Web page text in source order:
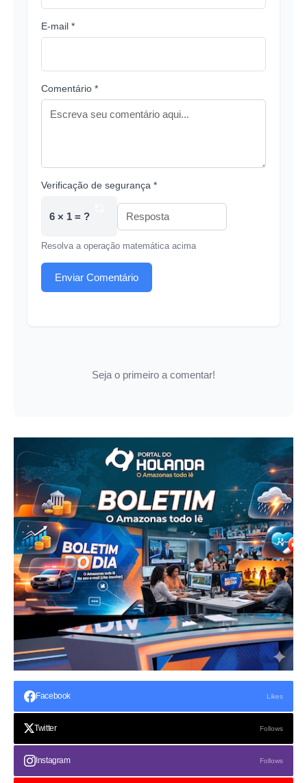
E-mail *
Comentário *
Verificação de segurança *
6 × 1 = ?
Resolva a operação matemática acima
Enviar Comentário
Seja o primeiro a comentar!
Facebook Likes
Twitter Follows
Instagram Follows